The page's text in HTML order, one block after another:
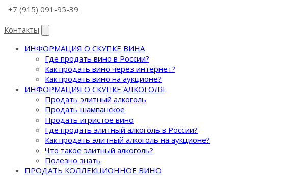
+7 (915) 091-95-39
Контакты
ИНФОРМАЦИЯ О СКУПКЕ ВИНА
Где продать вино в России?
Как продать вино через интернет?
Как продать вино на аукционе?
ИНФОРМАЦИЯ О СКУПКЕ АЛКОГОЛЯ
Продать элитный алкоголь
Продать шампанское
Продать игристое вино
Где продать элитный алкоголь в России?
Как продать элитный алкоголь на аукционе?
Что такое элитный алкоголь?
Полезно знать
ПРОДАТЬ КОЛЛЕКЦИОННОЕ ВИНО